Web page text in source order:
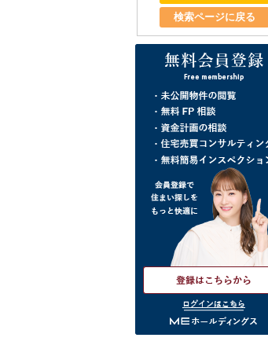
検索ページに戻る
ログインはこちら